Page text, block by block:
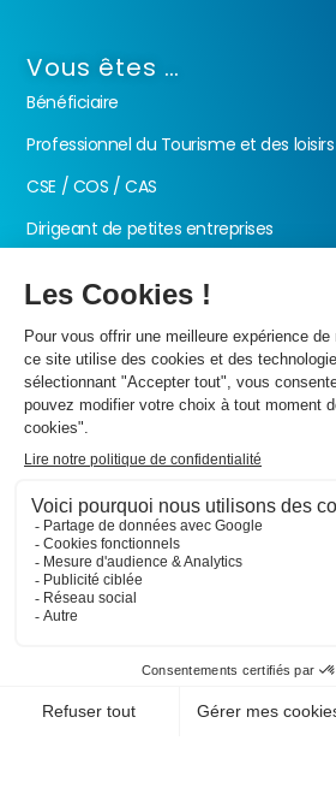
Vous êtes …
Bénéficiaire
Professionnel du Tourisme et des loisirs
CSE / COS / CAS
Dirigeant de petites entreprises
Nos produits
Les Chèques-Vacances
Présentation de l’ANCV
Nos valeurs
Actualités
FAQ
Contactez-nous
Informations